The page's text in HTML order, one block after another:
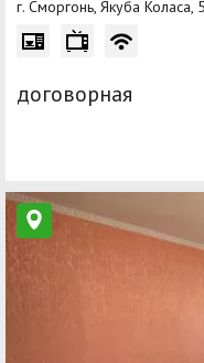
г. Сморгонь, Якуба Коласа,
договорная